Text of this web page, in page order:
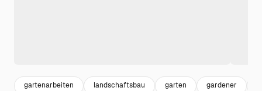
gartenarbeiten landschaftsbau garten gardener